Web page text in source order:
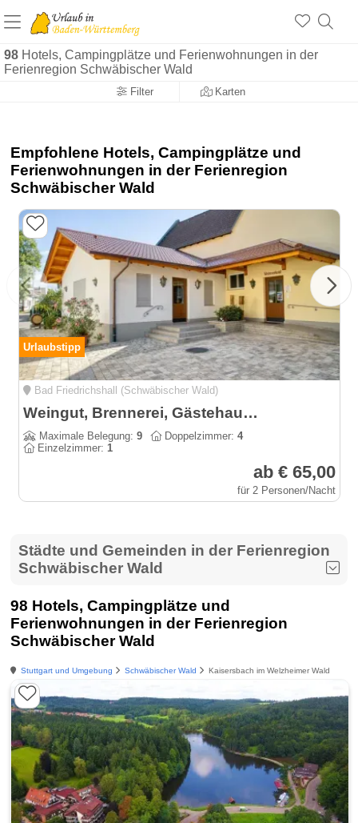
98 Hotels, Campingplätze und Ferienwohnungen in der
Ferienregion Schwäbischer Wald
Filter Karten
Empfohlene Hotels, Campingplätze und
Ferienwohnungen in der Ferienregion
Schwäbischer Wald
Urlaubstipp
Bad Friedrichshall (Schwäbischer Wald)
Weingut, Brennerei, Gästehaus und Weinstube Politschek
Maximale Belegung:9 Doppelzimmer:4
Einzelzimmer:1
ab € 65,00
für 2 Personen/Nacht
Städte und Gemeinden in der Ferienregion
Schwäbischer Wald
98 Hotels, Campingplätze und
Ferienwohnungen in der Ferienregion
Schwäbischer Wald
Stuttgart und Umgebung Schwäbischer Wald Kaisersbach im Welzheimer Wald